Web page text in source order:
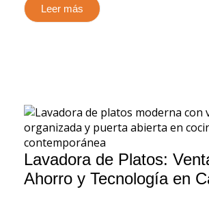
Leer más
Lavadora de Platos:
Ahorro y Tecnología en